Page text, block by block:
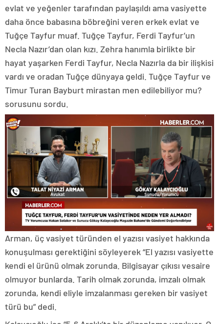
evlat ve yeğenler tarafından paylaşıldı ama vasiyette
daha önce babasına böbreğini veren erkek evlat ve
Tuğçe Tayfur muaf. Tuğçe Tayfur, Ferdi Tayfur’un
Necla Nazır’dan olan kızı. Zehra hanımla birlikte bir
hayat yaşarken Ferdi Tayfur, Necla Nazırla da bir ilişkisi
vardı ve oradan Tuğçe dünyaya geldi. Tuğçe Tayfur ve
Timur Turan Bayburt mirastan men edilebiliyor mu?
sorusunu sordu.
Arman, üç vasiyet türünden el yazısı vasiyet hakkında
konuşulması gerektiğini söyleyerek “El yazısı vasiyette
kendi el ürünü olmak zorunda. Bilgisayar çıkısı vesaire
olmuyor bunlarda. Tarih olmak zorunda, imzalı olmak
zorunda, kendi eliyle imzalanması gereken bir vasiyet
türü bu” dedi.